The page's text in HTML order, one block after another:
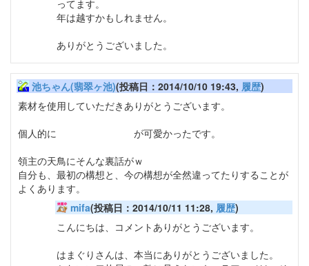
ってます。
年は越すかもしれません。
ありがとうございました。
池ちゃん(翡翠ヶ池)(投稿日：2014/10/10 19:43, 履歴)
素材を使用していただきありがとうございます。
個人的に
が可愛かったです。
領主の天鳥にそんな裏話がｗ
自分も、最初の構想と、今の構想が全然違ってたりすることが
よくあります。
mifa(投稿日：2014/10/11 11:28, 履歴)
こんにちは、コメントありがとうございます。
はまぐりさんは、本当にありがとうございました。